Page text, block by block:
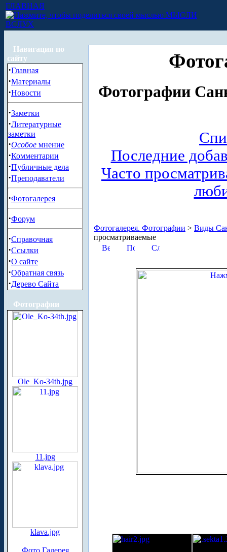
ГЛАВНАЯ
МЫСЛИ
ВСЛУХ
Навигация по
сайту
·Главная
·Материалы
·Новости
·Заметки
·Литературные
заметки
·Особое мнение
·Комментарии
·Публичные дела
·Преподаватели
·Фотогалерея
·Форум
·Справочная
·Ссылки
·О сайте
·Обратная связь
·Дерево Сайта
Фотографии
Ole_Ko-34th.jpg
11.jpg
klava.jpg
Фото Галерея
Фотографии
Последние
Часто
Фотогалерея. Фотографии > Виды
просматриваемые